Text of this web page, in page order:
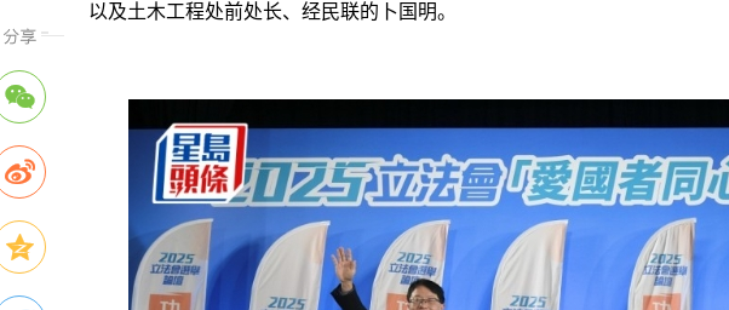
以及土木工程处前处长、经民联的卜国明。